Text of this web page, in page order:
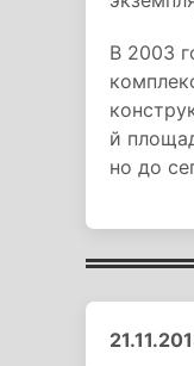
В 2003
й
но до